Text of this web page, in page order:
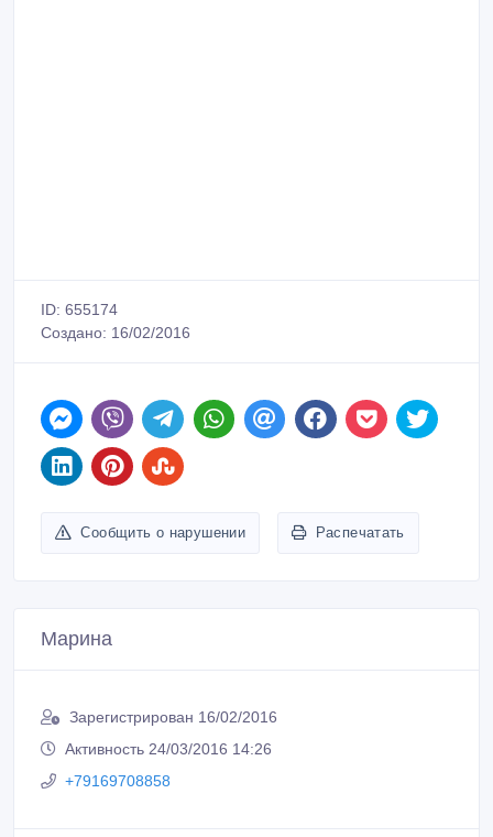
ID: 655174
Создано: 16/02/2016
Сообщить о нарушении Распечатать
Марина
Зарегистрирован 16/02/2016
Активность 24/03/2016 14:26
+79169708858